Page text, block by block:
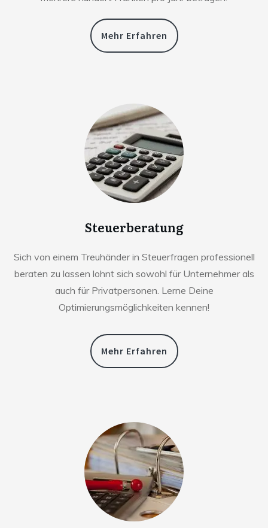
Mehr Erfahren
Steuerberatung
Sich von einem Treuhänder in Steuerfragen professionell
beraten zu lassen lohnt sich sowohl für Unternehmer als
auch für Privatpersonen. Lerne Deine
Optimierungsmöglichkeiten kennen!
Mehr Erfahren